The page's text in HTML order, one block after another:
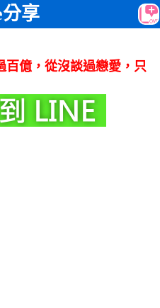
享
百億，從沒談過戀愛，只